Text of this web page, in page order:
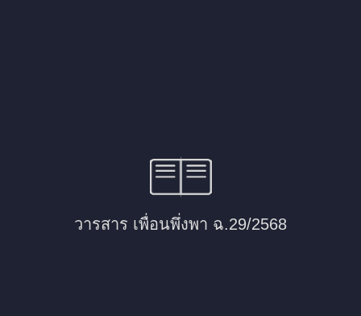
วารสาร เพื่อนพึ่งพา ฉ.29/2568